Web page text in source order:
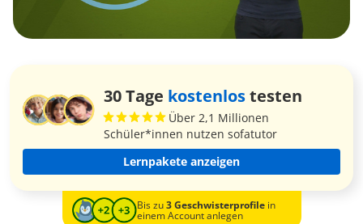
30 Tage kostenlostesten
Über 2,1 Millionen
Schüler*innen nutzen sofatutor
Lernpakete anzeigen
Bis zu3 Geschwisterprofilein
einem Account anlegen